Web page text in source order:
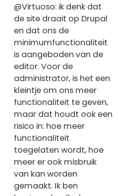
@Virtuoso: ik denk dat
de site draait op Drupal
en dat ons de
minimumfunctionaliteit
is aangeboden van de
editor. Voor de
administrator, is het een
kleintje om ons meer
functionaliteit te geven,
maar dat houdt ook een
risico in: hoe meer
functionaliteit
toegelaten wordt, hoe
meer er ook misbruik
van kan worden
gemaakt. Ik ben